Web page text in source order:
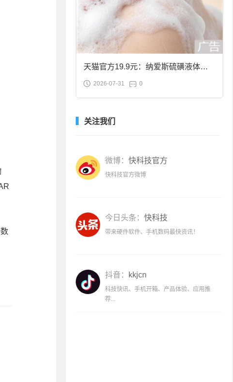
天猫官方19.9元：纳爱斯硫磺液体香
皂2斤大促
2026-07-31 0
关注我们
微博： 快科技官方
快科技官方微博
今日头条： 快科技
带来硬件软件、手机数码最快资讯！
抖音： kkjcn
科技快讯、手机开箱、产品体验、应用推
荐...